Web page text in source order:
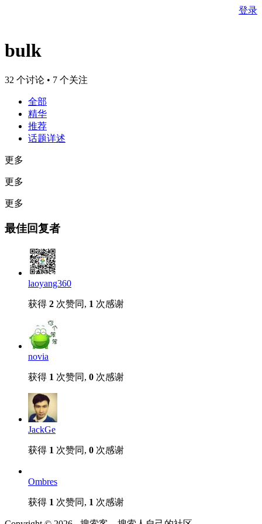
登录
bulk
32 个讨论 • 7 个关注
全部
精华
推荐
话题详述
更多
更多
更多
最佳回复者
laoyang360
获得 2 次赞同, 1 次感谢
novia
获得 1 次赞同, 0 次感谢
JackGe
获得 1 次赞同, 0 次感谢
Ombres
获得 1 次赞同, 1 次感谢